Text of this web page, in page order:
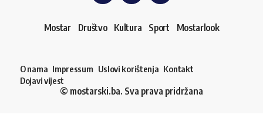
Mostar Društvo Kultura Sport Mostarlook
O nama Impressum Uslovi korištenja Kontakt
Dojavi vijest
© mostarski.ba. Sva prava pridržana